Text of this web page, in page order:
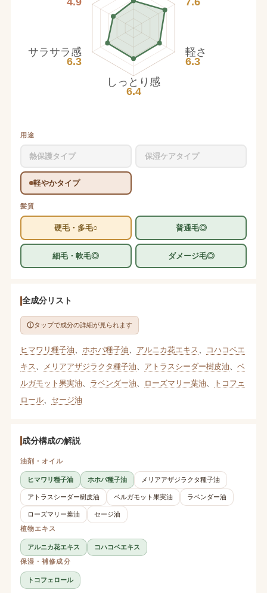
軽さ
6.3
しっとり感
6.4
サラサラ感
6.3
用途
熱保護タイプ 保湿ケアタイプ
軽やかタイプ
髪質
硬毛・多毛○ 普通毛◎
細毛・軟毛◎ ダメージ毛◎
全成分リスト
タップで成分の詳細が見られます
ヒマワリ種子油 ホホバ種子油 アルニカ花エキス
コハコベエ
キス
メリアアザジラクタ種子油 アトラスシーダー樹皮油
ベ
ルガモット果実油
ラベンダー油 ローズマリー葉油
トコフェ
ロール、 セージ油
成分構成の解説
油剤・オイル
ヒマワリ種子油 ホホバ種子油 メリアアザジラクタ種子油
アトラスシーダー樹皮油 ベルガモット果実油 ラベンダー油
ローズマリー葉油
セージ油
植物エキス
アルニカ花エキス
コハコベエキス
保湿・補修成分
トコフェロール